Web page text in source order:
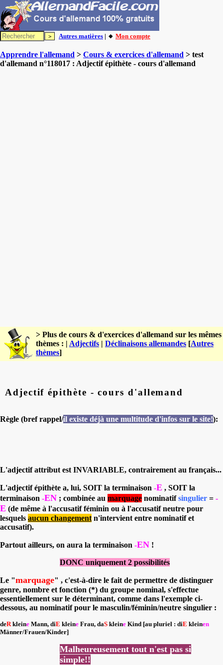
Autres matières | 🔸 Mon compte
Apprendre l'allemand > Cours & exercices d'allemand > test
d'allemand n°118017 : Adjectif épithète - cours d'allemand
> Plus de cours & d'exercices d'allemand sur les mêmes
thèmes : | Adjectifs | Déclinaisons allemandes [Autres
thèmes]
Adjectif épithète - cours d'allemand
Règle (bref rappel/il existe déjà une multitude d'infos sur le site!):
L'adjectif attribut est INVARIABLE, contrairement au français...
L'adjectif épithète a, lui, SOIT la terminaison -E , SOIT la
terminaison -EN ; combinée au marquage nominatifsingulier = -
E (de même à l'accusatif féminin ou à l'accusatif neutre pour
lesquels aucun changement n'intervient entre nominatif et
accusatif).
Partout ailleurs, on aura la terminaison -EN !
DONC uniquement 2 possibilités
Le "marquage" , c'est-à-dire le fait de permettre de distinguer
genre, nombre et fonction (*) du groupe nominal, s'effectue
essentiellement sur le déterminant, comme dans l'exemple ci-
dessous, au nominatif pour le masculin/féminin/neutre singulier :
deR kleine Mann, diE kleine Frau, daS kleine Kind [au pluriel : diE kleinen
Männer/Frauen/Kinder]
Malheureusement tout n'est pas si
simple!!